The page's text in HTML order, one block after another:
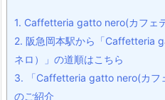
1. Caffetteria gatto nero(カフェ
2. 阪急岡本駅から「Caffetteria
ネロ）」の道順はこちら
3. 「Caffetteria gatto nero(カフ
のご紹介